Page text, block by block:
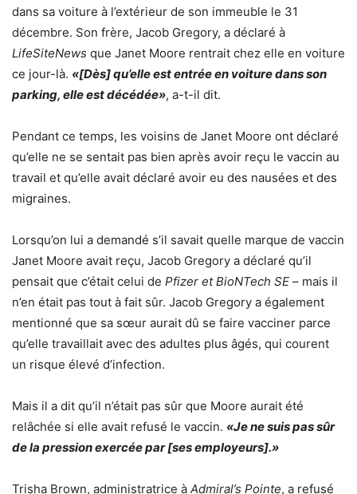
dans sa voiture à l’extérieur de son immeuble le 31
décembre. Son frère, Jacob Gregory, a déclaré à
LifeSiteNews que Janet Moore rentrait chez elle en voiture
ce jour-là. «[Dès] qu’elle est entrée en voiture dans son
parking, elle est décédée», a-t-il dit.
Pendant ce temps, les voisins de Janet Moore ont déclaré
qu’elle ne se sentait pas bien après avoir reçu le vaccin au
travail et qu’elle avait déclaré avoir eu des nausées et des
migraines.
Lorsqu’on lui a demandé s’il savait quelle marque de vaccin
Janet Moore avait reçu, Jacob Gregory a déclaré qu’il
pensait que c’était celui de Pfizer et BioNTech SE – mais il
n’en était pas tout à fait sûr. Jacob Gregory a également
mentionné que sa sœur aurait dû se faire vacciner parce
qu’elle travaillait avec des adultes plus âgés, qui courent
un risque élevé d’infection.
Mais il a dit qu’il n’était pas sûr que Moore aurait été
relâchée si elle avait refusé le vaccin. «Je ne suis pas sûr
de la pression exercée par [ses employeurs].»
Trisha Brown, administratrice à Admiral’s Pointe, a refusé